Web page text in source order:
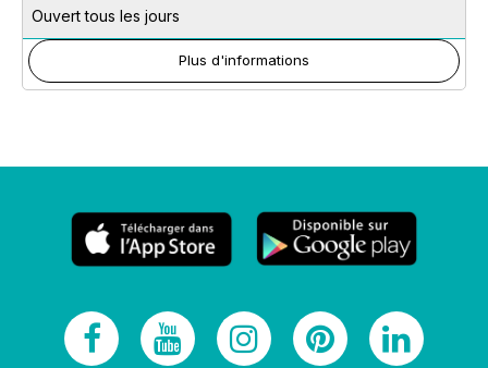
Ouvert tous les jours
Plus d'informations